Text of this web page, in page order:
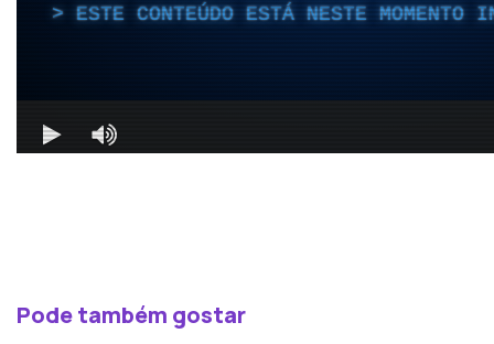
Pode também gostar